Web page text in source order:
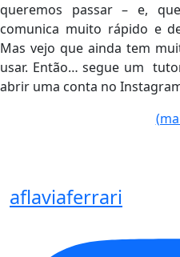
queremos passar – e,
comunica muito rápido e
Mas vejo que ainda tem
usar. Então… segue um
abrir uma conta no
aflaviaferrari